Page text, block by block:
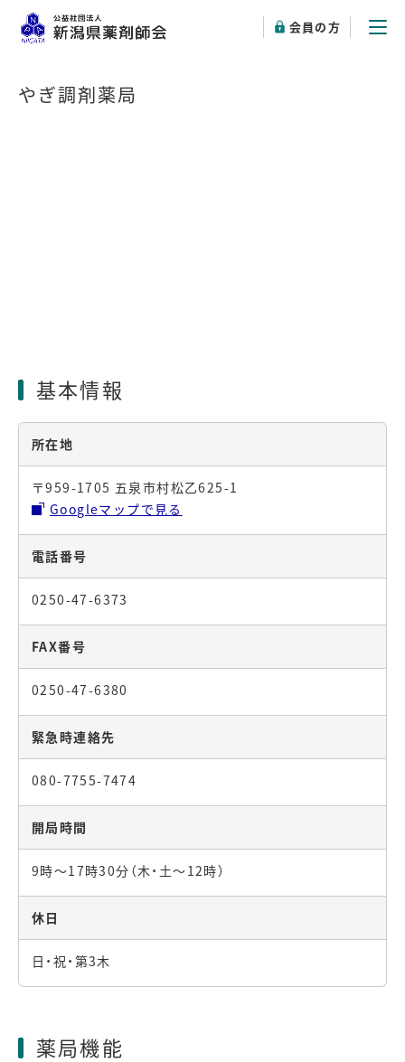
会員の方
やぎ調剤薬局
基本情報
所在地
〒959-1705 五泉市村松乙625-1
Googleマップで見る
電話番号
0250-47-6373
FAX番号
0250-47-6380
緊急時連絡先
080-7755-7474
開局時間
9時～17時30分（木・土～12時）
休日
日・祝・第3木
薬局機能